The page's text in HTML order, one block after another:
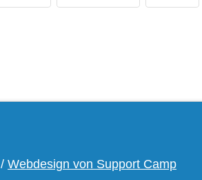
/ Webdesign von Support Camp